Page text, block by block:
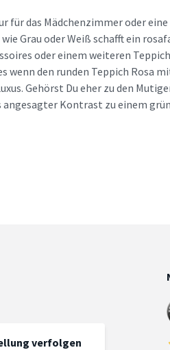
für das Mädchenzimmer oder
Grau oder Weiß schafft ein
oder einem weiteren
wenn den runden Teppich Rosa
Gehörst Du eher zu den
Kontrast zu einem
verfolgen